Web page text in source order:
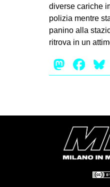
DIRITTO
diverse cariche
polizia mentre
panino alla
ritrova in un